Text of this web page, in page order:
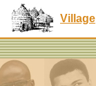
Village